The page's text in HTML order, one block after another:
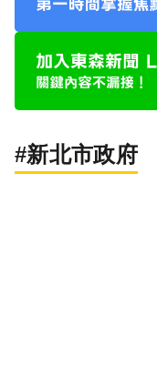
#新北市政府